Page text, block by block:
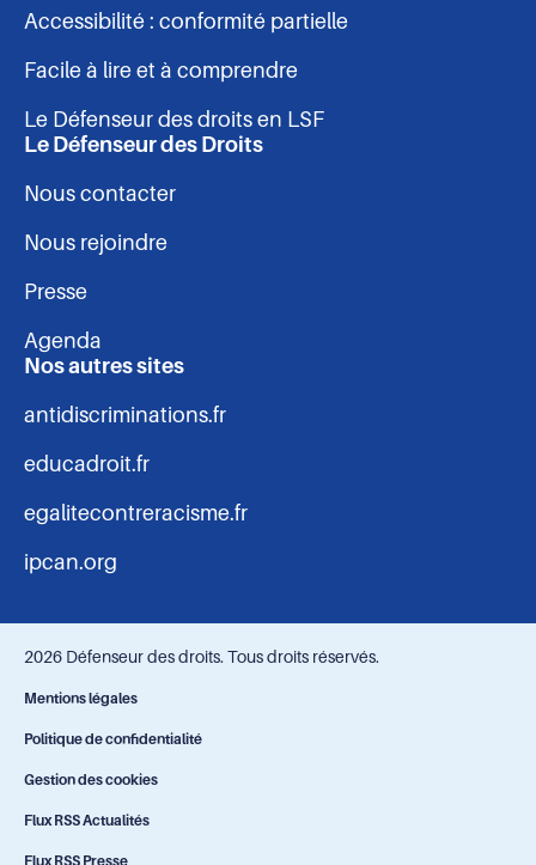
de
page
Accessibilité : conformité partielle
Facile à lire et à comprendre
Le Défenseur des droits en LSF
Le Défenseur des Droits
Nous contacter
Nous rejoindre
Presse
Agenda
Nos autres sites
antidiscriminations.fr
educadroit.fr
egalitecontreracisme.fr
ipcan.org
2026 Défenseur des droits. Tous droits réservés.
Navigation
-
bas
Mentions légales
Politique de confidentialité
Gestion des cookies
Flux RSS Actualités
Flux RSS Presse